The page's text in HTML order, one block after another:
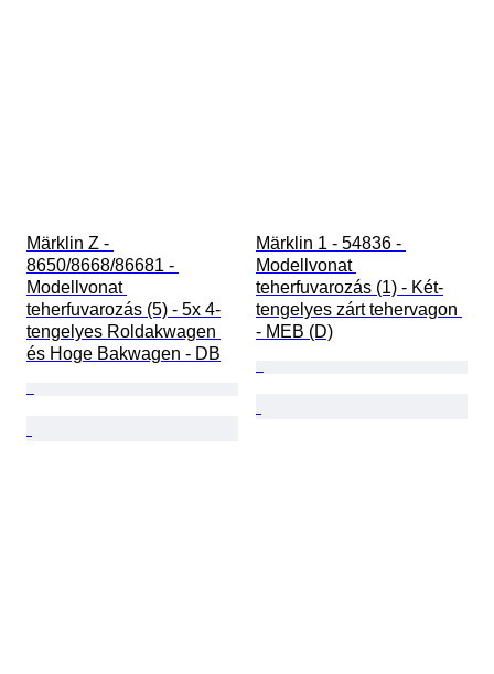
Märklin Z -
8650/8668/86681 -
Modellvonat
teherfuvarozás (5) - 5x 4-
tengelyes Roldakwagen
és Hoge Bakwagen - DB
Märklin 1 - 54836 -
Modellvonat
teherfuvarozás (1) - Két-
tengelyes zárt tehervagon
- MEB (D)